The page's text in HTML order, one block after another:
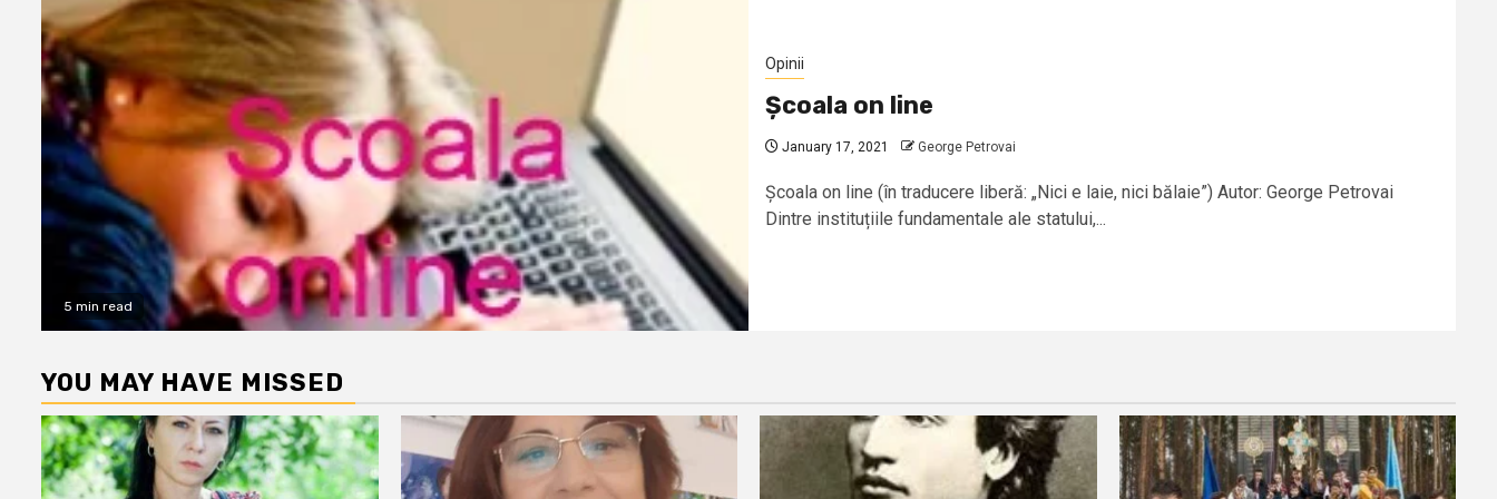
5 min read
Opinii
Școala on line
January 17, 2021 George Petrovai
Școala on line (în traducere liberă: „Nici e laie, nici bălaie”) Autor: George Petrovai
Dintre instituțiile fundamentale ale statului,...
YOU MAY HAVE MISSED